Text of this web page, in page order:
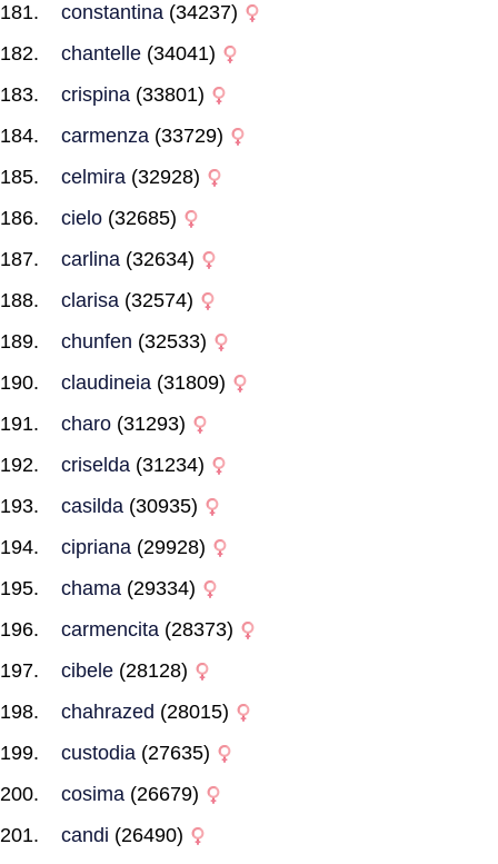
constantina (34237)
chantelle (34041)
crispina (33801)
carmenza (33729)
celmira (32928)
cielo (32685)
carlina (32634)
clarisa (32574)
chunfen (32533)
claudineia (31809)
charo (31293)
criselda (31234)
casilda (30935)
cipriana (29928)
chama (29334)
carmencita (28373)
cibele (28128)
chahrazed (28015)
custodia (27635)
cosima (26679)
candi (26490)